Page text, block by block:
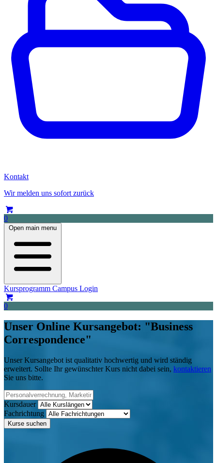
Kontakt
Wir melden uns sofort zurück
0
Open main menu
Kursprogramm Campus Login
0
Unser Online Kursangebot: "Business
Correspondence"
Unser Kursangebot ist qualitativ hochwertig und wird ständig
erweitert. Sollte Ihr gewünschter Kurs nicht dabei sein, kontaktieren
Sie uns bitte.
Kursdauer
Fachrichtung
Kurse suchen